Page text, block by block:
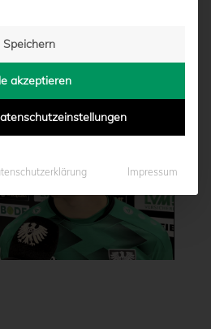
|12.02.2022 - 17:37
Speichern
akzeptieren
Impressum